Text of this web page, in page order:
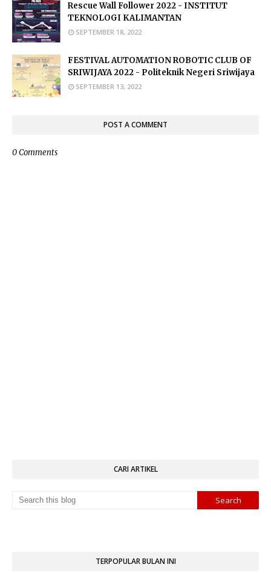
Rescue Wall Follower 2022 - INSTITUT
TEKNOLOGI KALIMANTAN
SEPTEMBER 18, 2022
FESTIVAL AUTOMATION ROBOTIC CLUB OF
SRIWIJAYA 2022 - Politeknik Negeri Sriwijaya
SEPTEMBER 13, 2022
POST A COMMENT
0 Comments
CARI ARTIKEL
TERPOPULAR BULAN INI